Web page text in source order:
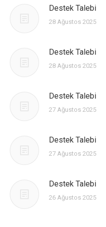
Destek Talebi
28 Ağustos 2025
Destek Talebi
28 Ağustos 2025
Destek Talebi
27 Ağustos 2025
Destek Talebi
27 Ağustos 2025
Destek Talebi
26 Ağustos 2025